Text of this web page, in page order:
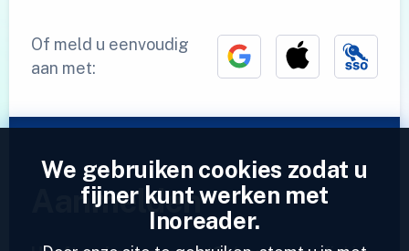
Of meld u eenvoudig
aan met:
Aanmelden
We gebruiken cookies zodat u
fijner kunt werken met
Inoreader.